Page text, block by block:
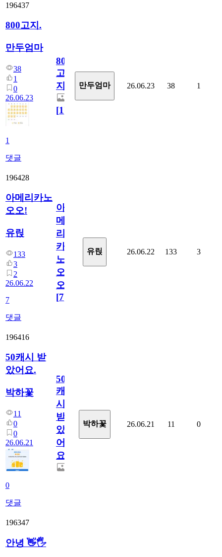
196437
800고지.
만두엄마
38
1
0
26.06.23
1
댓글
800
고
지.
[1]
만두엄마 26.06.23 38 1
196428
아메리카노
오오!
유릱
133
3
2
26.06.22
7
댓글
아
메
리
카
노
오
오!
[7]
유릱 26.06.22 133 3
196416
50캐시 받
았어요.
박하꽃
11
0
0
26.06.21
0
댓글
50
캐
시
받
았
어
요.
박하꽃 26.06.21 11 0
196347
안녕 👋🖐